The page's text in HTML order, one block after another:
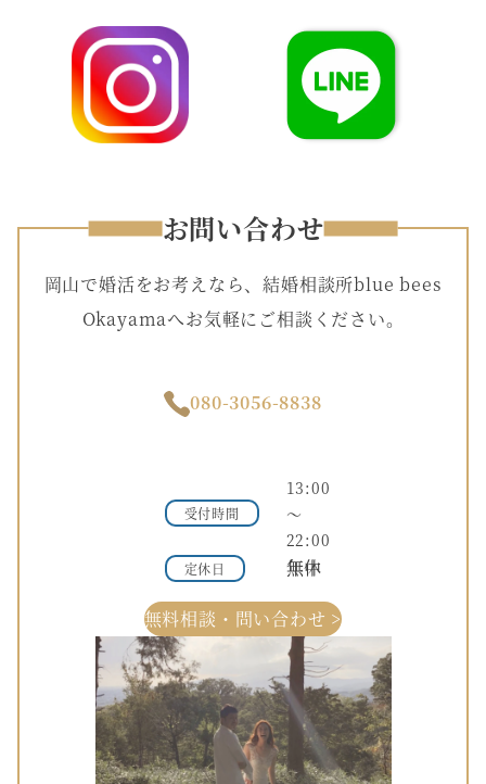
お問い合わせ
岡山で婚活をお考えなら、結婚相談所blue bees
Okayamaへお気軽にご相談ください。
080-3056-8838
受付時間
13:00
～
22:00
定休日 年中無休
無料相談・問い合わせ >